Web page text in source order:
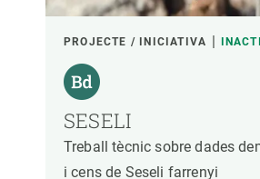
PROJECTE / INICIATIVA
SESELI
Treball tècnic sobre dades
i cens de Seseli farrenyi